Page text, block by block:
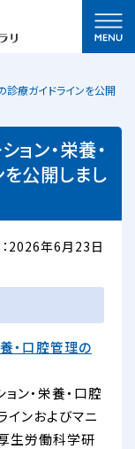
診療ガイドラインを公開
ョン・栄養・
公開しまし
2026年6月23日
・口腔管理の
ン・栄養・口腔
インおよびマニ
生労働科学研